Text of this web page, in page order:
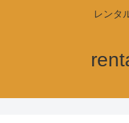
レンタ